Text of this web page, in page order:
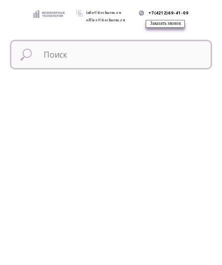
info@itecharm.ru
office@itecharm.ru
+7(4212)69-41-09
Заказать звонок